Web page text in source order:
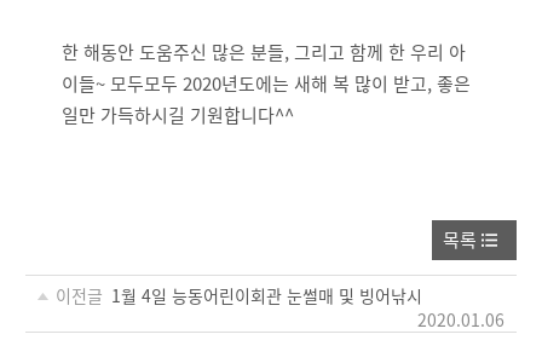
한 해동안 도움주신 많은 분들, 그리고 함께 한 우리 아
이들~ 모두모두 2020년도에는 새해 복 많이 받고, 좋은
일만 가득하시길 기원합니다^^
목록
이전글 1월 4일 능동어린이회관 눈썰매 및 빙어낚시
2020.01.06